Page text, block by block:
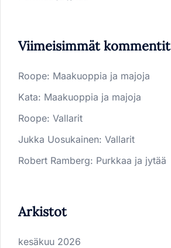
Viimeisimmät kommentit
Roope: Maakuoppia ja majoja
Kata: Maakuoppia ja majoja
Roope: Vallarit
Jukka Uosukainen: Vallarit
Robert Ramberg: Purkkaa ja jytää
Arkistot
kesäkuu 2026